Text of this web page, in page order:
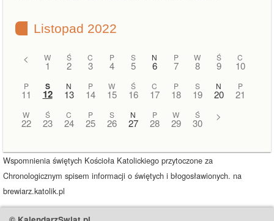
Listopad 2022
< W
1
Ś
2
C
3
P
4
S
5
N
6
P
7
W
8
Ś
9
C
10
P
11
S
12
N
13
P
14
W
15
Ś
16
C
17
P
18
S
19
N
20
P
21
W
22
Ś
23
C
24
P
25
S
26
N
27
P
28
W
29
Ś
30
>
Wspomnienia świętych Kościoła Katolickiego przytoczone za
Chronologicznym spisem informacji o świętych i błogosławionych. na
brewiarz.katolik.pl